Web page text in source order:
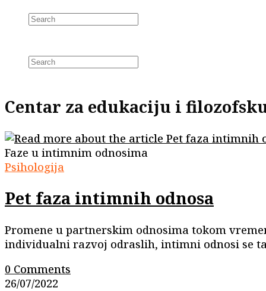
Search
Centar za edukaciju i
Faze u intimnim odnosima
Psihologija
Pet faza intimnih odnosa
Promene u partnerskim odnosima tokom
individualni razvoj odraslih, intimni odnosi se
0 Comments
26/07/2022